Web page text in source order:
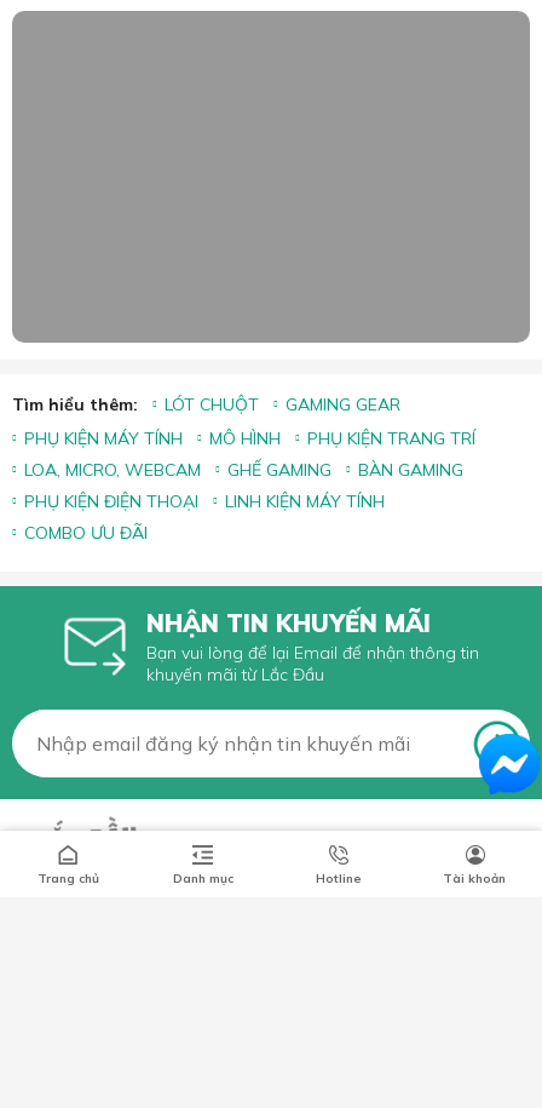
Tìm hiểu thêm: LÓT CHUỘT
GAMING GEAR
PHỤ KIỆN MÁY TÍNH
MÔ HÌNH
PHỤ KIỆN TRANG TRÍ
LOA, MICRO, WEBCAM
GHẾ GAMING
BÀN GAMING
PHỤ KIỆN ĐIỆN THOẠI
LINH KIỆN MÁY TÍNH
COMBO ƯU ĐÃI
NHẬN TIN KHUYẾN MÃI
Bạn vui lòng để lại Email để nhận thông tin
khuyến mãi từ Lắc Đầu
Trang chủ Danh mục Hotline Tài khoản